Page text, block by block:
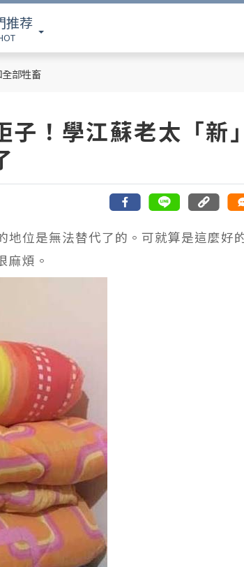
推荐
部牲畜
子！學江蘇老太「新
地位是無法替代了的。可就算是這麼好
麻煩。